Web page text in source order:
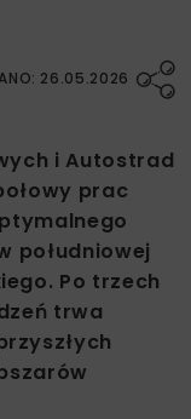
26.05.2026
i Autostrad
prac
południowej
Po trzech
trwa